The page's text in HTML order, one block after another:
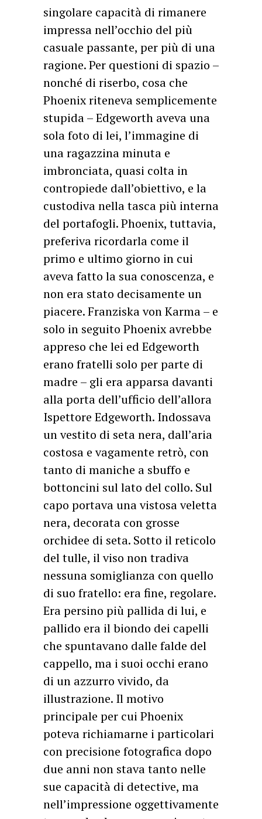
singolare capacità di rimanere
impressa nell’occhio del più
casuale passante, per più di una
ragione. Per questioni di spazio –
nonché di riserbo, cosa che
Phoenix riteneva semplicemente
stupida – Edgeworth aveva una
sola foto di lei, l’immagine di
una ragazzina minuta e
imbronciata, quasi colta in
contropiede dall’obiettivo, e la
custodiva nella tasca più interna
del portafogli. Phoenix, tuttavia,
preferiva ricordarla come il
primo e ultimo giorno in cui
aveva fatto la sua conoscenza, e
non era stato decisamente un
piacere. Franziska von Karma – e
solo in seguito Phoenix avrebbe
appreso che lei ed Edgeworth
erano fratelli solo per parte di
madre – gli era apparsa davanti
alla porta dell’ufficio dell’allora
Ispettore Edgeworth. Indossava
un vestito di seta nera, dall’aria
costosa e vagamente retrò, con
tanto di maniche a sbuffo e
bottoncini sul lato del collo. Sul
capo portava una vistosa veletta
nera, decorata con grosse
orchidee di seta. Sotto il reticolo
del tulle, il viso non tradiva
nessuna somiglianza con quello
di suo fratello: era fine, regolare.
Era persino più pallida di lui, e
pallido era il biondo dei capelli
che spuntavano dalle falde del
cappello, ma i suoi occhi erano
di un azzurro vivido, da
illustrazione. Il motivo
principale per cui Phoenix
poteva richiamarne i particolari
con precisione fotografica dopo
due anni non stava tanto nelle
sue capacità di detective, ma
nell’impressione oggettivamente